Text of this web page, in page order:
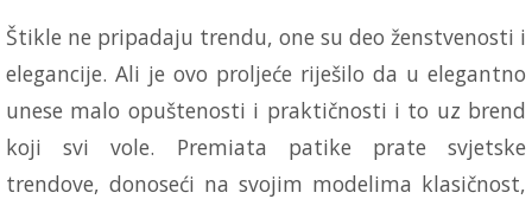
Štikle ne pripadaju trendu, one su deo ženstvenosti i
elegancije. Ali je ovo proljeće riješilo da u elegantno
unese malo opuštenosti i praktičnosti i to uz brend
koji svi vole. Premiata patike prate svjetske
trendove, donoseći na svojim modelima klasičnost,